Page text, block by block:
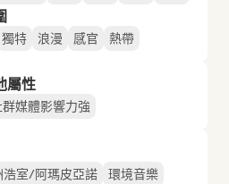
獨特 浪漫 感官 熱帶
屬性
群媒體影響力強
浩室/阿瑪皮亞諾
環境音樂